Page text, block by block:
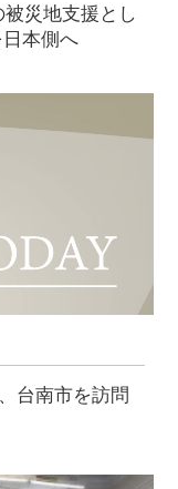
災地支援とし
本側へ
台南市を訪問